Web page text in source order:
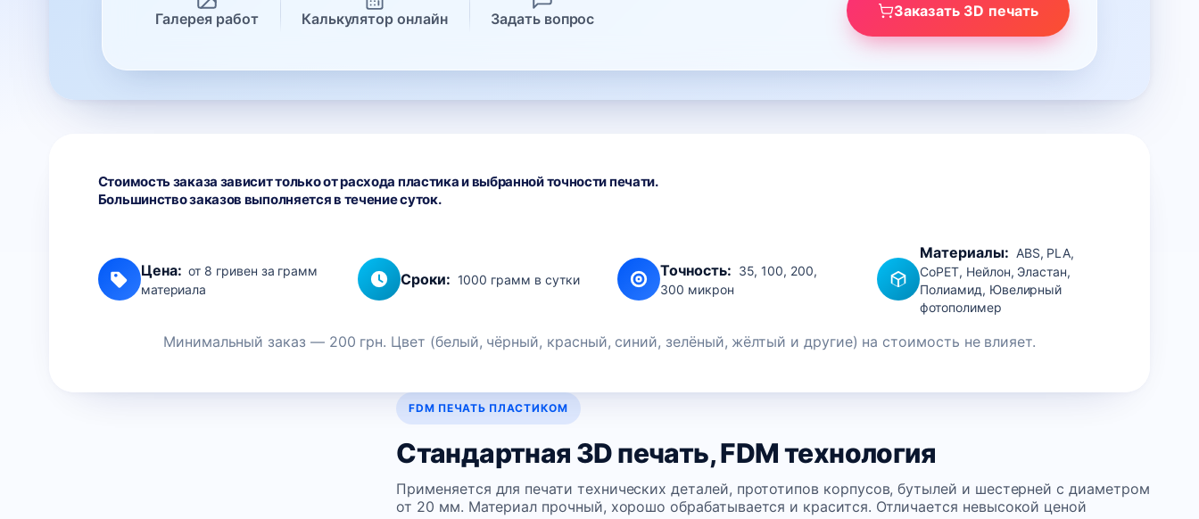
Галерея работ Калькулятор онлайн Задать вопрос Заказать 3D печать
Стоимость заказа зависит только от расхода пластика и выбранной точности печати.
Большинство заказов выполняется в течение суток.
Цена: от 8 гривен за грамм
материала
Сроки: 1000 грамм в сутки
Точность: 35, 100, 200,
300 микрон
Материалы: ABS, PLA,
CoPET, Нейлон, Эластан,
Полиамид, Ювелирный
фотополимер
Минимальный заказ — 200 грн. Цвет (белый, чёрный, красный, синий, зелёный, жёлтый и другие) на стоимость не влияет.
FDM ПЕЧАТЬ ПЛАСТИКОМ
Стандартная 3D печать, FDM технология
Применяется для печати технических деталей, прототипов корпусов, бутылей и шестерней с диаметром
от 20 мм. Материал прочный, хорошо обрабатывается и красится. Отличается невысокой ценой